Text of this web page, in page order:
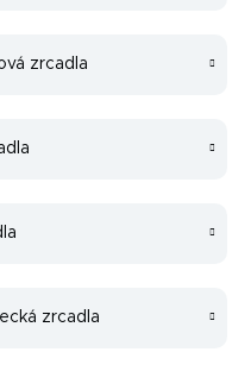
zrcadla
zrcadla